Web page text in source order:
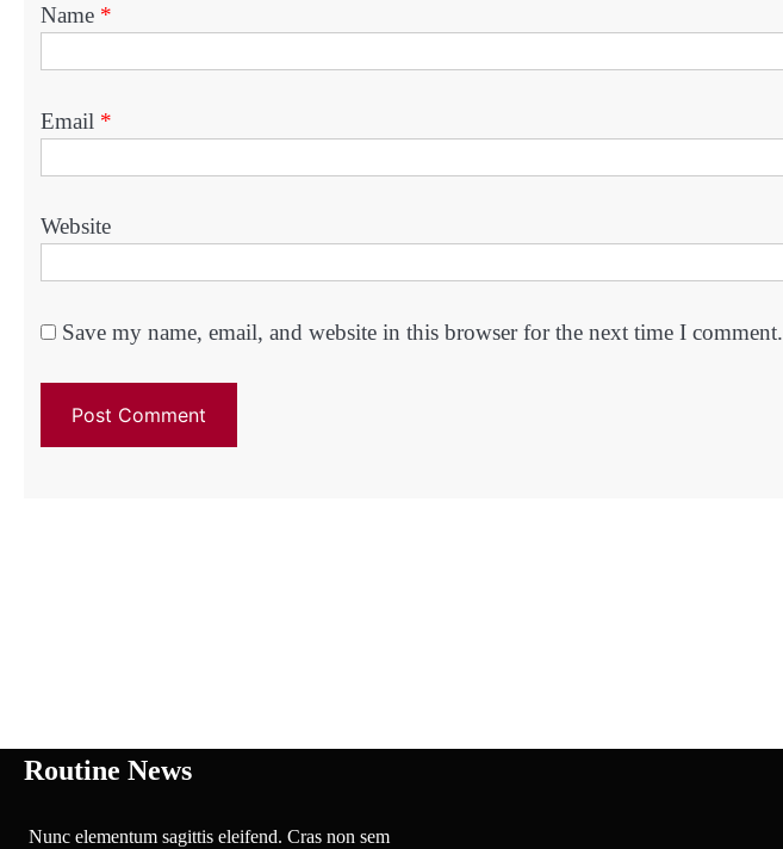
Name *
Email *
Website
Save my name, email, and website in this browser for the next time I comment.
Routine News
Nunc elementum sagittis eleifend. Cras non sem